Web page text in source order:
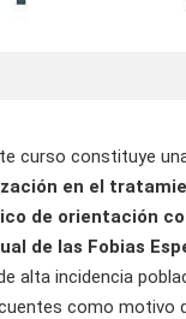
curso constituye
en el
de orientación
de las Fobias
alta incidencia
como motivo